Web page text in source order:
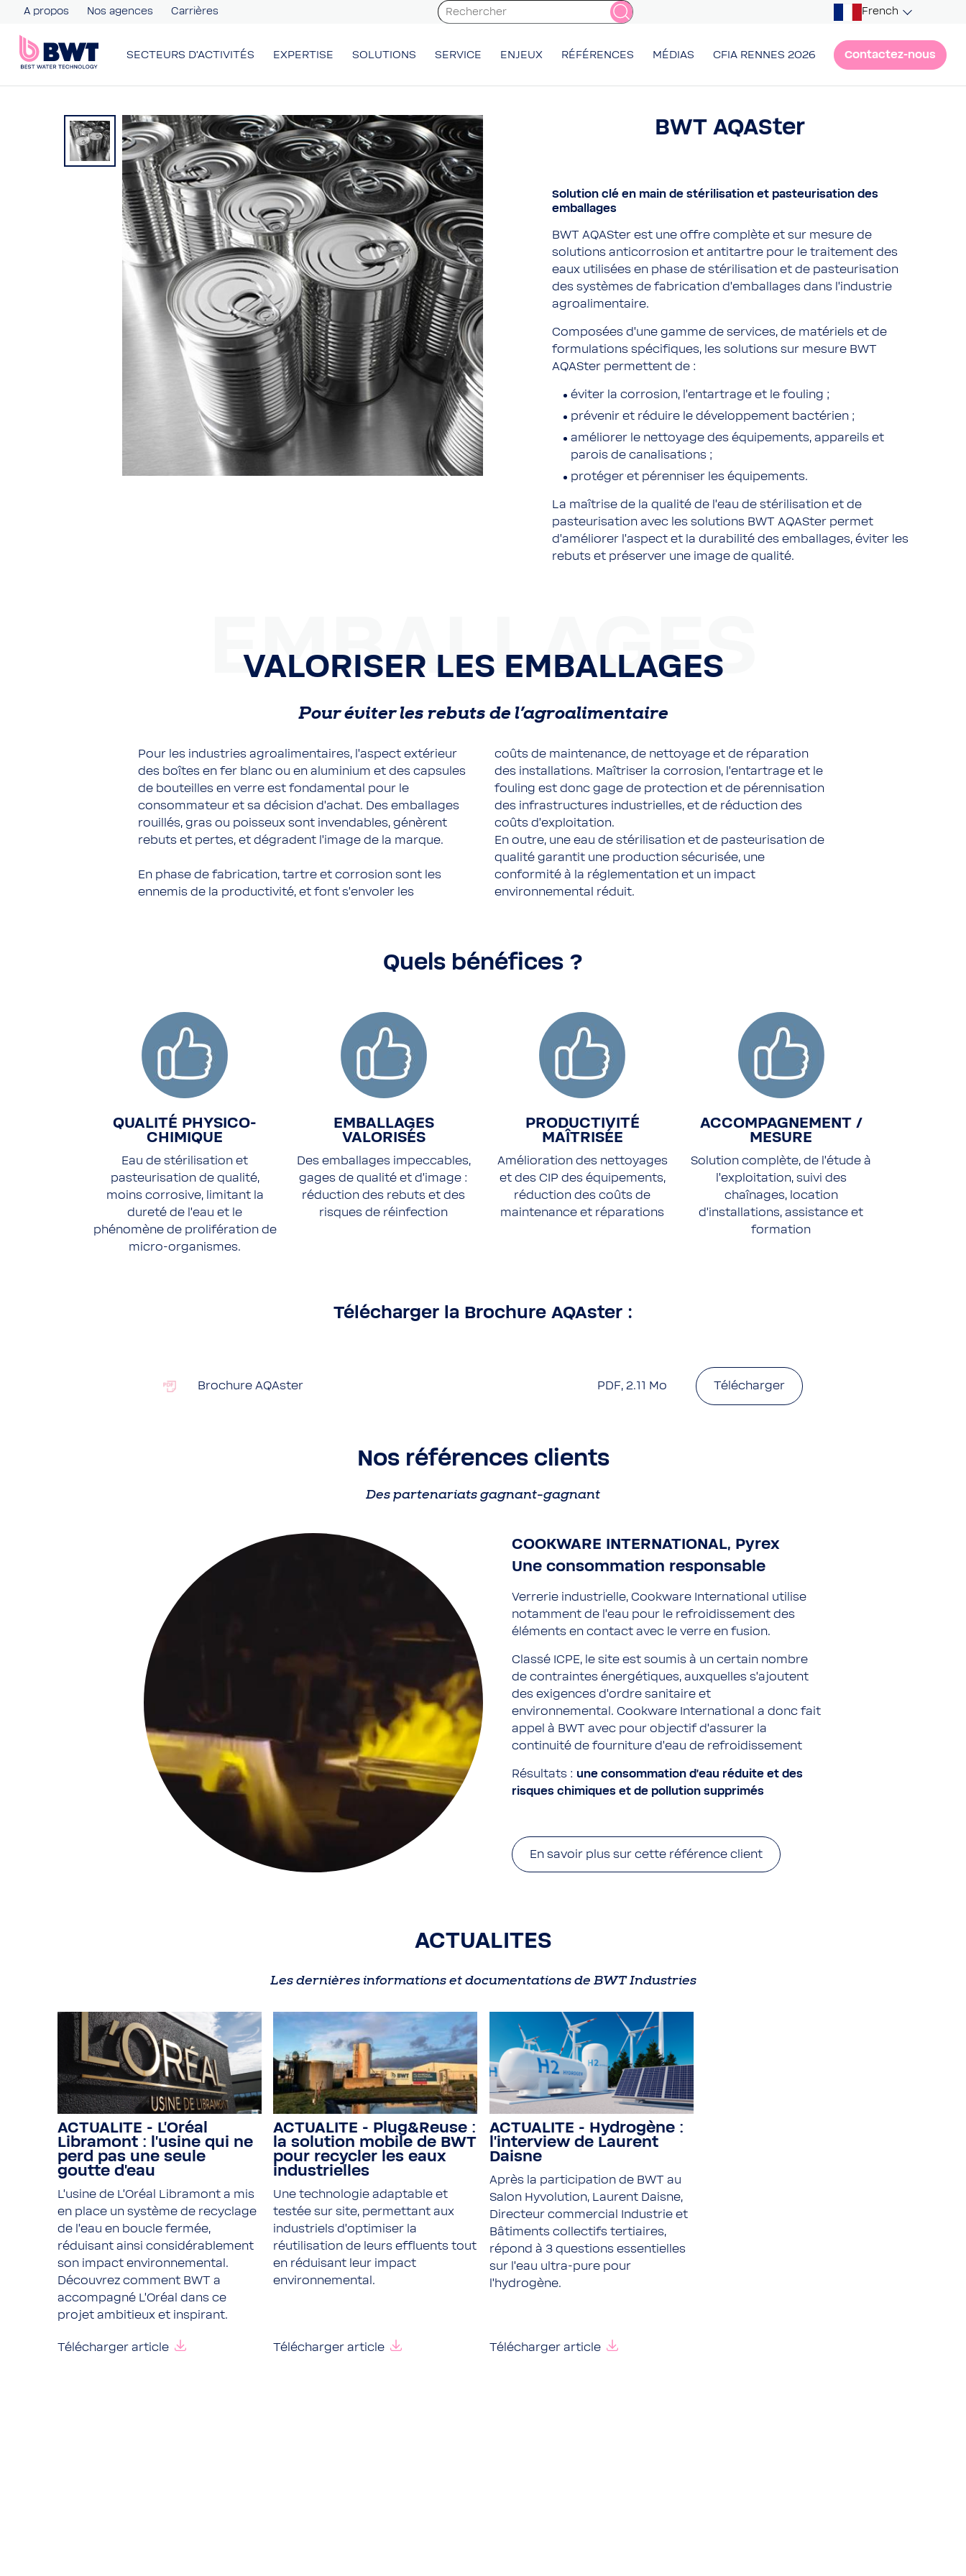
A propos Nos agences Carrières French
SECTEURS D'ACTIVITÉS EXPERTISE SOLUTIONS SERVICE ENJEUX RÉFÉRENCES MÉDIAS CFIA RENNES 2026 Contactez-nous
BWT AQASter
Solution clé en main de stérilisation et pasteurisation des
emballages
BWT AQASter est une offre complète et sur mesure de
solutions anticorrosion et antitartre pour le traitement des
eaux utilisées en phase de stérilisation et de pasteurisation
des systèmes de fabrication d’emballages dans l’industrie
agroalimentaire.
Composées d’une gamme de services, de matériels et de
formulations spécifiques, les solutions sur mesure BWT
AQASter permettent de :
éviter la corrosion, l’entartrage et le fouling ;
prévenir et réduire le développement bactérien ;
améliorer le nettoyage des équipements, appareils et
parois de canalisations ;
protéger et pérenniser les équipements.
La maîtrise de la qualité de l’eau de stérilisation et de
pasteurisation avec les solutions BWT AQASter permet
d’améliorer l’aspect et la durabilité des emballages, éviter les
rebuts et préserver une image de qualité.
VALORISER LES EMBALLAGES
EMBALLAGES
Pour éviter les rebuts de l’agroalimentaire
Pour les industries agroalimentaires, l’aspect extérieur
des boîtes en fer blanc ou en aluminium et des capsules
de bouteilles en verre est fondamental pour le
consommateur et sa décision d’achat. Des emballages
rouillés, gras ou poisseux sont invendables, génèrent
rebuts et pertes, et dégradent l’image de la marque.
En phase de fabrication, tartre et corrosion sont les
ennemis de la productivité, et font s’envoler les
coûts de maintenance, de nettoyage et de réparation
des installations. Maîtriser la corrosion, l’entartrage et le
fouling est donc gage de protection et de pérennisation
des infrastructures industrielles, et de réduction des
coûts d’exploitation.
En outre, une eau de stérilisation et de pasteurisation de
qualité garantit une production sécurisée, une
conformité à la réglementation et un impact
environnemental réduit.
Quels bénéfices ?
QUALITÉ PHYSICO-
CHIMIQUE
Eau de stérilisation et
pasteurisation de qualité,
moins corrosive, limitant la
dureté de l'eau et le
phénomène de prolifération de
micro-organismes.
EMBALLAGES
VALORISÉS
Des emballages impeccables,
gages de qualité et d’image :
réduction des rebuts et des
risques de réinfection
PRODUCTIVITÉ
MAÎTRISÉE
Amélioration des nettoyages
et des CIP des équipements,
réduction des coûts de
maintenance et réparations
ACCOMPAGNEMENT /
MESURE
Solution complète, de l’étude à
l’exploitation, suivi des
chaînages, location
d’installations, assistance et
formation
Télécharger la Brochure AQAster :
Brochure AQAster PDF, 2.11 Mo Télécharger
Nos références clients
Des partenariats gagnant-gagnant
COOKWARE INTERNATIONAL, Pyrex
Une consommation responsable
Verrerie industrielle, Cookware International utilise
notamment de l’eau pour le refroidissement des
éléments en contact avec le verre en fusion.
Classé ICPE, le site est soumis à un certain nombre
de contraintes énergétiques, auxquelles s’ajoutent
des exigences d’ordre sanitaire et
environnemental. Cookware International a donc fait
appel à BWT avec pour objectif d’assurer la
continuité de fourniture d’eau de refroidissement
Résultats : une consommation d'eau réduite et des
risques chimiques et de pollution supprimés
En savoir plus sur cette référence client
ACTUALITES
Les dernières informations et documentations de BWT Industries
ACTUALITE - L’Oréal
Libramont : l’usine qui ne
perd pas une seule
goutte d’eau
L'usine de L'Oréal Libramont a mis
en place un système de recyclage
de l'eau en boucle fermée,
réduisant ainsi considérablement
son impact environnemental.
Découvrez comment BWT a
accompagné L'Oréal dans ce
projet ambitieux et inspirant.
Télécharger article
ACTUALITE - Plug&Reuse :
la solution mobile de BWT
pour recycler les eaux
industrielles
Une technologie adaptable et
testée sur site, permettant aux
industriels d’optimiser la
réutilisation de leurs effluents tout
en réduisant leur impact
environnemental.
Télécharger article
ACTUALITE - Hydrogène :
l'interview de Laurent
Daisne
Après la participation de BWT au
Salon Hyvolution, Laurent Daisne,
Directeur commercial Industrie et
Bâtiments collectifs tertiaires,
répond à 3 questions essentielles
sur l'eau ultra-pure pour
l'hydrogène.
Télécharger article